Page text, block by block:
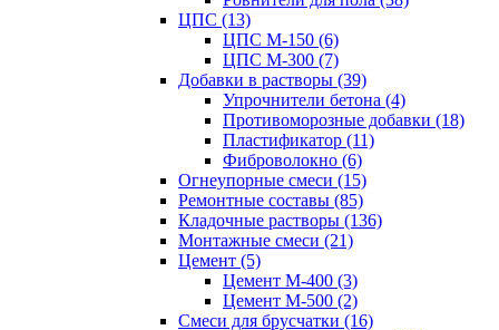
ЦПС (13)
ЦПС М-150 (6)
ЦПС М-300 (7)
Добавки в растворы (39)
Упрочнители бетона (4)
Противоморозные добавки (18)
Пластификатор (11)
Фиброволокно (6)
Огнеупорные смеси (15)
Ремонтные составы (85)
Кладочные растворы (136)
Монтажные смеси (21)
Цемент (5)
Цемент М-400 (3)
Цемент М-500 (2)
Смеси для брусчатки (16)